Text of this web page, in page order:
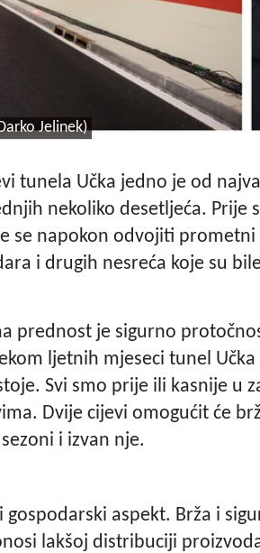
Jelinek)
tunela Učka jedno je od
nekoliko desetljeća. Prije
se napokon odvojiti
i drugih nesreća koje su
prednost je sigurno
ljetnih mjeseci tunel
Svi smo prije ili kasnije u
Dvije cijevi omogućit će
i izvan nje.
gospodarski aspekt. Brža i
lakšoj distribuciji